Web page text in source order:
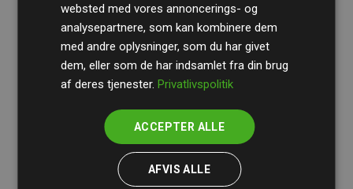
RevisionshusetBDOgennemgår løbende vores
beregninger og metode for at sikre gennemsigtighed
og pålidelighed.
Deres revision dokumenterer, at vores investeringer i
medlemmernes websites estimerede CO₂-
websted med vores annoncerings- og
analysepartnere, som kan kombinere dem
med andre oplysninger, som du har givet
dem, eller som de har indsamlet fra din brug
af deres tjenester.Privatlivspolitik
ACCEPTER ALLE
AFVIS ALLE